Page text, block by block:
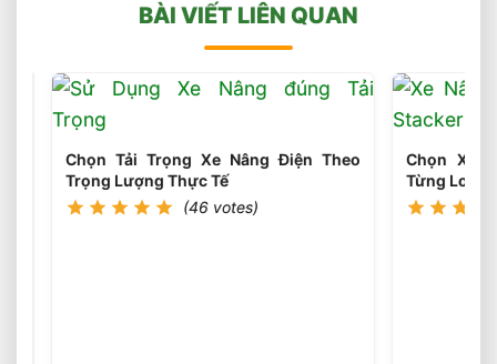
BÀI VIẾT LIÊN QUAN
Chọn Tải Trọng Xe Nâng Điện Theo
Trọng Lượng Thực Tế
(46 votes)
Chọn Xe
Từng Loại